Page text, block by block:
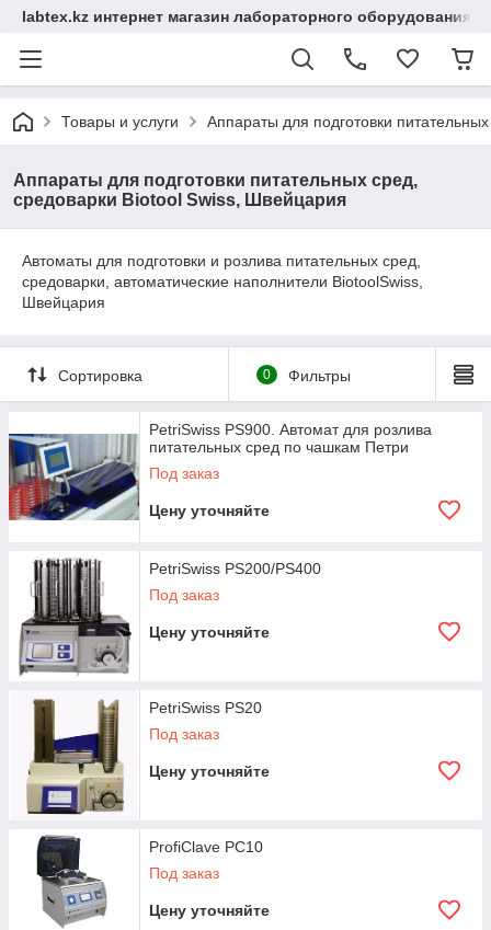
labtex.kz интернет магазин лабораторного оборудования
Товары и услуги Аппараты для подготовки
Аппараты для подготовки питательных сред,
средоварки Biotool Swiss, Швейцария
Автоматы для подготовки и розлива питательных сред,
средоварки, автоматические наполнители BiotoolSwiss,
Швейцария
Сортировка 0 Фильтры
PetriSwiss PS900. Автомат для розлива
питательных сред по чашкам Петри
Под заказ
Цену уточняйте
PetriSwiss PS200/PS400
Под заказ
Цену уточняйте
PetriSwiss PS20
Под заказ
Цену уточняйте
ProfiClave PC10
Под заказ
Цену уточняйте